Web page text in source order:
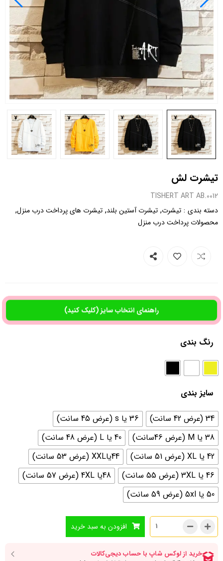
تیشرت لش
0012.TISHERT ART AB
دسته بندی : تیشرت, تیشرت آستین بلند, تیشرت های پرداخت درب منزل,
محصولات پرداخت درب منزل
راهنمای انتخاب سایز (کلیک کنید)
رنگ بندی
سایز بندی
34 (عرض 42 سانت)
36 یا s (عرض 45 سانت)
38 یا M (عرض 46سانت)
40 یا L (عرض 48 سانت)
42 یا XL (عرض 51 سانت)
44یاXXL (عرض 53 سانت)
46 یا 3XL (عرض 55 سانت)
48یا 4XL (عرض 57 سانت)
50 یا 5xl (عرض 59 سانت)
افزودن به سبد خرید